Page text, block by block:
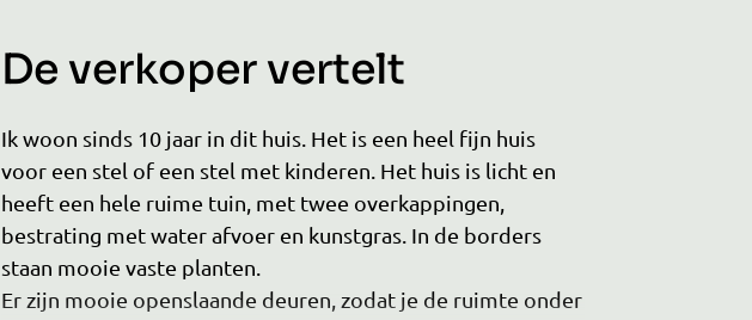
De verkoper vertelt
Ik woon sinds 10 jaar in dit huis. Het is een heel fijn huis
voor een stel of een stel met kinderen. Het huis is licht en
heeft een hele ruime tuin, met twee overkappingen,
bestrating met water afvoer en kunstgras. In de borders
staan mooie vaste planten.
Er zijn mooie openslaande deuren, zodat je de ruimte onder